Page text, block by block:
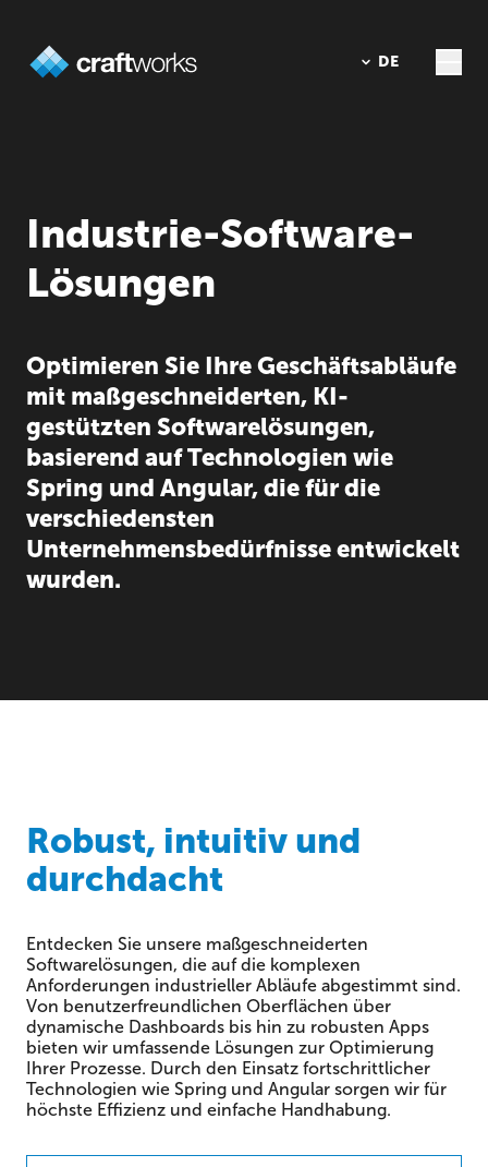
DE
EN
Industrie-Software-
Lösungen
Optimieren Sie Ihre Geschäftsabläufe
mit maßgeschneiderten, KI-
gestützten Softwarelösungen,
basierend auf Technologien wie
Spring und Angular, die für die
verschiedensten
Unternehmensbedürfnisse entwickelt
wurden.
Robust, intuitiv und
durchdacht
Entdecken Sie unsere maßgeschneiderten
Softwarelösungen, die auf die komplexen
Anforderungen industrieller Abläufe abgestimmt sind.
Von benutzerfreundlichen Oberflächen über
dynamische Dashboards bis hin zu robusten Apps
bieten wir umfassende Lösungen zur Optimierung
Ihrer Prozesse. Durch den Einsatz fortschrittlicher
Technologien wie Spring und Angular sorgen wir für
höchste Effizienz und einfache Handhabung.